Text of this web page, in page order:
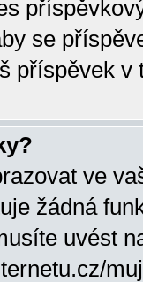
se
příspěvek v
ve
žádná
uvést